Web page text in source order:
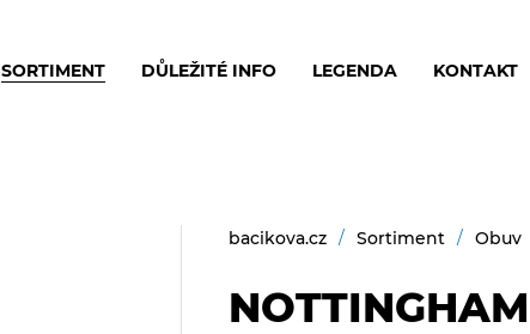
SORTIMENT DŮLEŽITÉ INFO LEGENDA KONTAKT
bacikova.cz Sortiment Obuv